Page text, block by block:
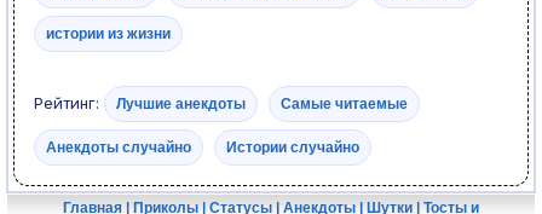
истории из жизни
Рейтинг: Лучшие анекдоты Самые читаемые
Анекдоты случайно Истории случайно
Главная | Приколы | Статусы | Анекдоты | Шутки | Тосты и